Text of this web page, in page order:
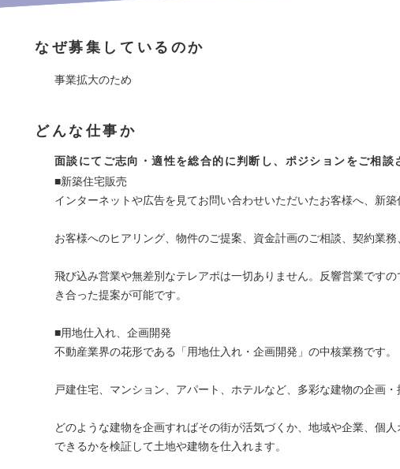
なぜ募集しているのか
事業拡大のため
どんな仕事か
面談にてご志向・適性を総合的に判断し、ポジションをご相談
■新築住宅販売
インターネットや広告を見てお問い合わせいただいたお客様へ、新築
お客様へのヒアリング、物件のご提案、資金計画のご相談、契約業務
飛び込み営業や無差別なテレアポは一切ありません。反響営業です
き合った提案が可能です。
■用地仕入れ、企画開発
不動産業界の花形である「用地仕入れ・企画開発」の中核業務です。
戸建住宅、マンション、アパート、ホテルなど、多彩な建物の企画・
どのような建物を企画すればその街が活気づくか、地域や企業、個
できるかを検証して土地や建物を仕入れます。